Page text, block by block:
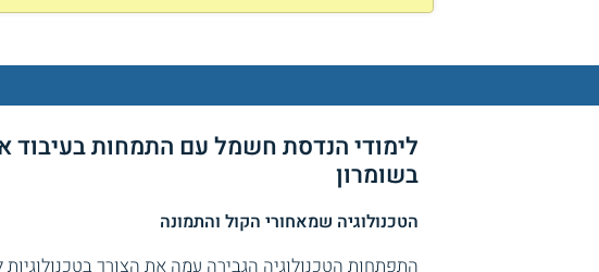
לימודי הנדסת חשמל עם התמחות בעיבוד
בשומרון
הטכנולוגיה שמאחורי הקול והתמונה
התפתחות הטכנולוגיה הגבירה עמה את הצורך